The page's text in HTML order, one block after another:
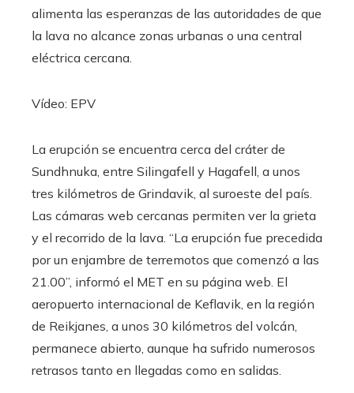
alimenta las esperanzas de las autoridades de que
la lava no alcance zonas urbanas o una central
eléctrica cercana.
Vídeo: EPV
La erupción se encuentra cerca del cráter de
Sundhnuka, entre Silingafell y Hagafell, a unos
tres kilómetros de Grindavik, al suroeste del país.
Las cámaras web cercanas permiten ver la grieta
y el recorrido de la lava. “La erupción fue precedida
por un enjambre de terremotos que comenzó a las
21.00”, informó el MET en su página web. El
aeropuerto internacional de Keflavik, en la región
de Reikjanes, a unos 30 kilómetros del volcán,
permanece abierto, aunque ha sufrido numerosos
retrasos tanto en llegadas como en salidas.